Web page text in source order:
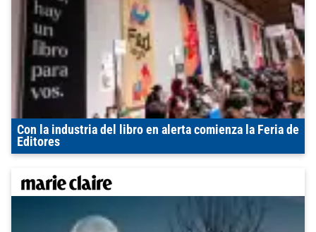
Con la industria del libro en alerta comienza la Feria de
Editores